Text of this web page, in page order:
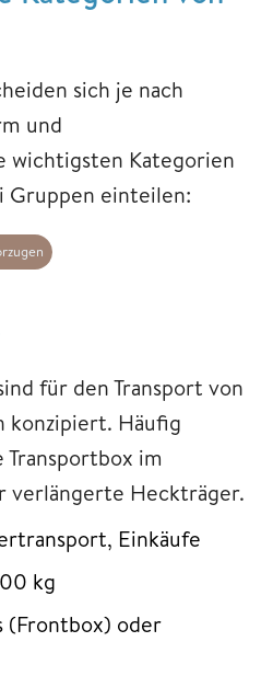
sich je nach
und
wichtigsten Kategorien
Gruppen einteilen:
für den Transport von
konzipiert. Häufig
im
verlängerte Heckträger.
Einkäufe
kg
(Frontbox) oder